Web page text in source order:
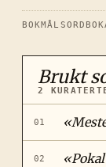
Brukt
2
01 «
02 «